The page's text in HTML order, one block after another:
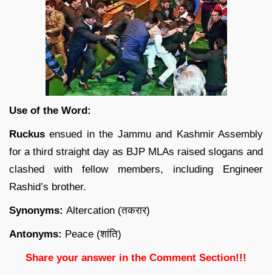
Use of the Word:
Ruckus ensued in the Jammu and Kashmir Assembly
for a third straight day as BJP MLAs raised slogans and
clashed with fellow members, including Engineer
Rashid’s brother.
Synonyms: Altercation (तकरार)
Antonyms: Peace (शांति)
Share your answer in the Comment Section!!!